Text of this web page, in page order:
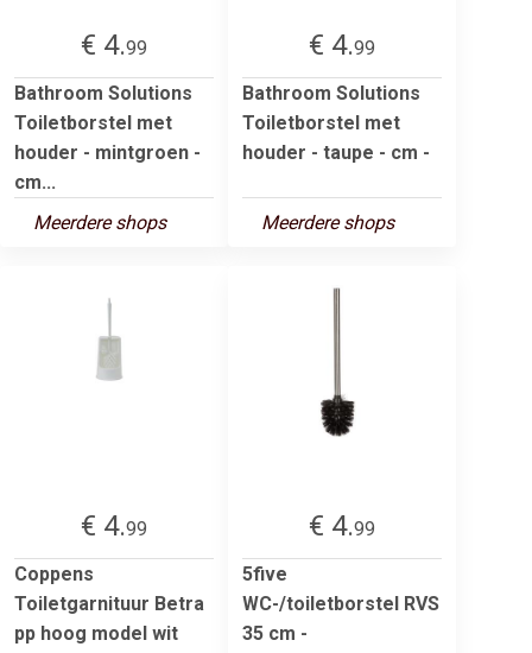
€ 4.99
Bathroom Solutions
Toiletborstel met
houder - mintgroen -
cm...
Meerdere shops
€ 4.99
Bathroom Solutions
Toiletborstel met
houder - taupe - cm -
Meerdere shops
€ 4.99
Coppens
Toiletgarnituur Betra
pp hoog model wit
€ 4.99
5five
WC-/toiletborstel RVS
35 cm -